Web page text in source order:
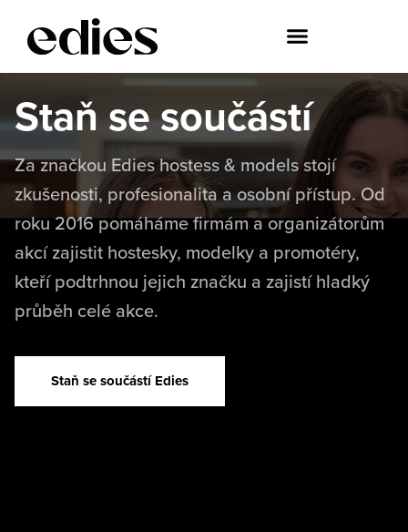
Staň se součástí
Za značkou Edies hostess & models stojí
zkušenosti, profesionalita a osobní přístup. Od
roku 2016 pomáháme firmám a organizátorům
akcí zajistit hostesky, modelky a promotéry,
kteří podtrhnou jejich značku a zajistí hladký
průběh celé akce.
Staň se součástí Edies